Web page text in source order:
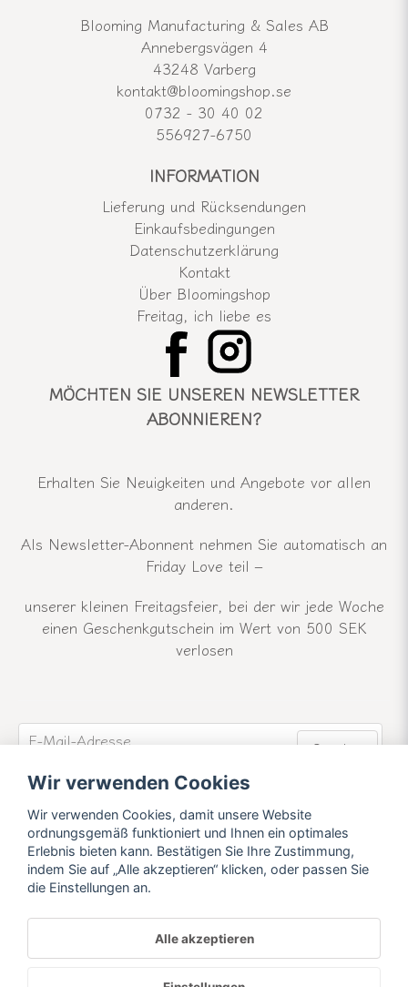
Blooming Manufacturing & Sales AB
Annebergsvägen 4
43248 Varberg
kontakt@bloomingshop.se
0732 - 30 40 02
556927-6750
INFORMATION
Lieferung und Rücksendungen
Einkaufsbedingungen
Datenschutzerklärung
Kontakt
Über Bloomingshop
Freitag, ich liebe es
MÖCHTEN SIE UNSEREN NEWSLETTER
ABONNIEREN?
Erhalten Sie Neuigkeiten und Angebote vor allen
anderen.
Als Newsletter-Abonnent nehmen Sie automatisch an
Friday Love teil –
unserer kleinen Freitagsfeier, bei der wir jede Woche
einen Geschenkgutschein im Wert von 500 SEK
verlosen
email
E-Mail-Adresse
Senden
Werden Sie Mitglied unseres Newsletters und
erfahren Sie mehr über unsere Neuigkeiten und
Angebote.
Powered by Nyehandel AB
Wir verwenden Cookies
Wir verwenden Cookies, damit unsere Website
ordnungsgemäß funktioniert und Ihnen ein optimales
Erlebnis bieten kann. Bestätigen Sie Ihre Zustimmung,
indem Sie auf „Alle akzeptieren“ klicken, oder passen Sie
die Einstellungen an.
Alle akzeptieren